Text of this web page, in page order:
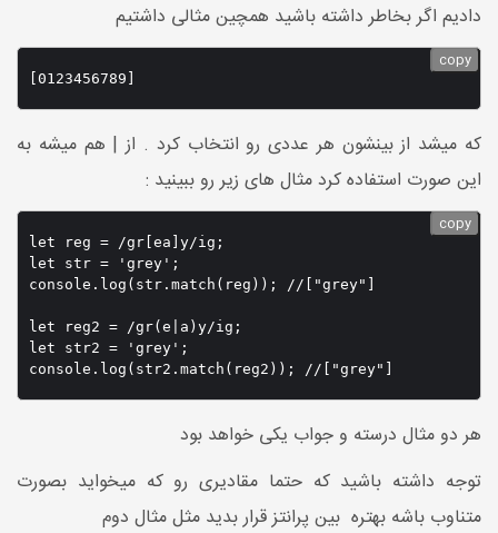
دادیم اگر بخاطر داشته باشید همچین مثالی داشتیم
[0123456789]
copy
که میشد از بینشون هر عددی رو انتخاب کرد . از | هم میشه به
این صورت استفاده کرد مثال های زیر رو ببینید :
let reg = /gr[ea]y/ig;
let str = 'grey';
console.log(str.match(reg)); //["grey"]
let reg2 = /gr(e|a)y/ig;
let str2 = 'grey';
copy
هر دو مثال درسته و جواب یکی خواهد بود
توجه داشته باشید که حتما مقادیری رو که میخواید بصورت
متناوب باشه بهتره بین پرانتز قرار بدید مثل مثال دوم